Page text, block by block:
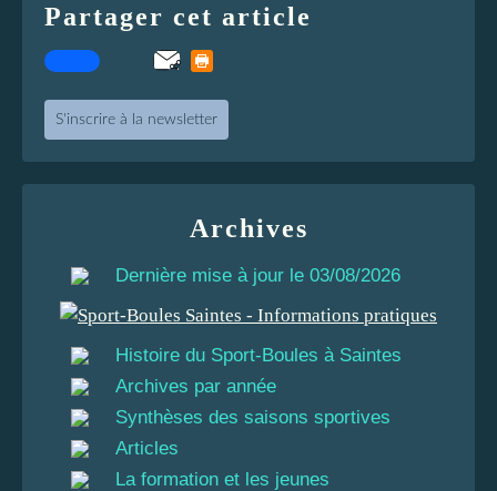
Partager cet article
S'inscrire à la newsletter
Archives
Dernière mise à jour le 03/08/2026
Histoire du Sport-Boules à Saintes
Archives par année
Synthèses des saisons sportives
Articles
La formation et les jeunes